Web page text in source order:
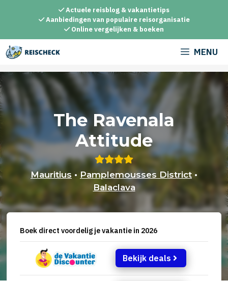
inhoud
Actuele reisblog & vakantietips
Aanbiedingen van populaire reisorganisatie
Online vergelijken & boeken
MENU
The Ravenala
Attitude
Mauritius • Pamplemousses District •
Balaclava
Boek direct voordelig je vakantie in 2026
Bekijk deals